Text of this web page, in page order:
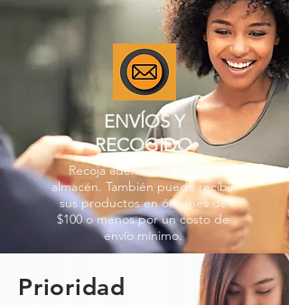
ENVÍOS Y
RECOGIDO
Recoja además en nuestro
almacén. También puede recibir
sus productos en órdenes de
$100 o menos por un costo de
envío mínimo.
Prioridad